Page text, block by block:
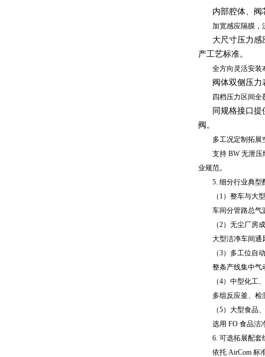
内部腔体、阀
加宽感应隔膜，
大尺寸压力感
产工艺标准。
全方向灵活安装
阀体双侧压力
四档压力区间全
同规格接口
阀。
多工况定制拓展
支持 BW 无泄
业规范。
5. 细分行业典型
（1）整车与大
车间分管路总气
（2）无尘厂房
大型洁净车间通
（3）多工位自
整条产线集中气
（4）中型化工
多组反应釜、检
（5）大型食品
选用 FO 食品洁
6. 可选拓展配套
依托 AirCom 标